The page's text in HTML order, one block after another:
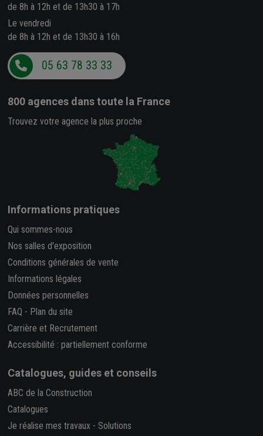
de 8h à 12h et de 13h30 à 17h
Le vendredi
de 8h à 12h et de 13h30 à 16h
05 63 78 33 33
800 agences dans toute la France
Trouvez votre agence la plus proche
Informations pratiques
Qui sommes-nous
Nos salles d'exposition
Conditions générales de vente
Informations légales
Données personnelles
FAQ - Plan du site
Carrière et Recrutement
Accessibilité : partiellement conforme
Catalogues, guides et conseils
ABC de la Construction
Catalogues
Je réalise mes travaux - Solutions